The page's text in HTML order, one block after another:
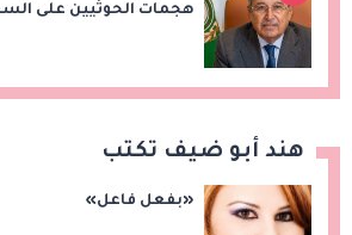
هجمات الحوثيين على
هند أبو ضيف تكتب
«بفعل فاعل»